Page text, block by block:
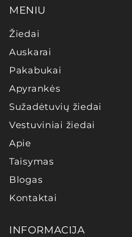
MENIU
Žiedai
Auskarai
Pakabukai
Apyrankės
Sužadėtuvių žiedai
Vestuviniai žiedai
Apie
Taisymas
Blogas
Kontaktai
INFORMACIJA